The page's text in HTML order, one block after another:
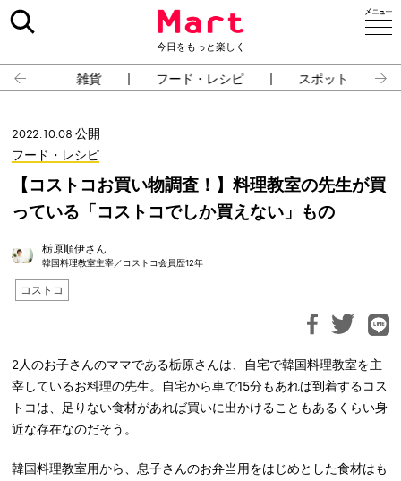
今日をもっと楽しく
雑貨 フード・レシピ スポット
2022.10.08 公開
フード・レシピ
【コストコお買い物調査！】料理教室の先生が買
っている「コストコでしか買えない」もの
栃原順伊さん
韓国料理教室主宰／コストコ会員歴12年
コストコ
2人のお子さんのママである栃原さんは、自宅で韓国料理教室を主
宰しているお料理の先生。自宅から車で15分もあれば到着するコス
トコは、足りない食材があれば買いに出かけることもあるくらい身
近な存在なのだそう。
韓国料理教室用から、息子さんのお弁当用をはじめとした食材はも